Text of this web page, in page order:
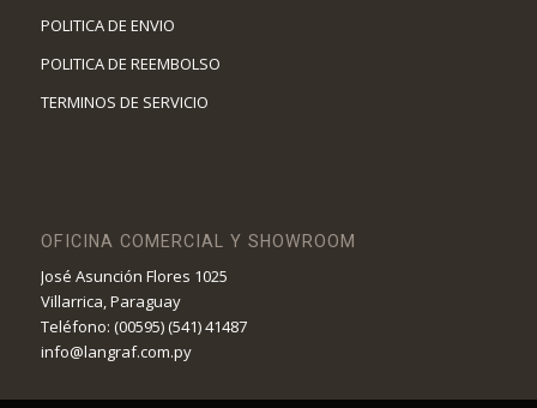
POLITICA DE ENVIO
POLITICA DE REEMBOLSO
TERMINOS DE SERVICIO
OFICINA COMERCIAL Y SHOWROOM
José Asunción Flores 1025
Villarrica, Paraguay
Teléfono: (00595) (541) 41487
info@langraf.com.py